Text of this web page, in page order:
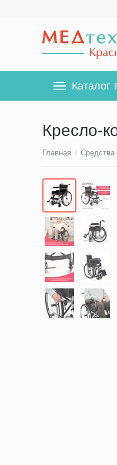
Каталог
Кресло-
Главная / Средства